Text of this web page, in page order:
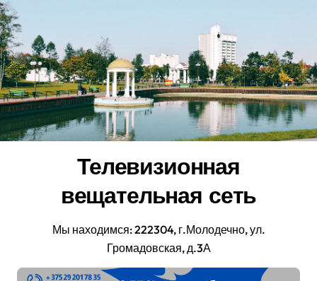
Перейти
к
содержанию
Телевизионная
вещательная сеть
Мы находимся: 222304, г.Молодечно, ул.
Громадовская, д.3А